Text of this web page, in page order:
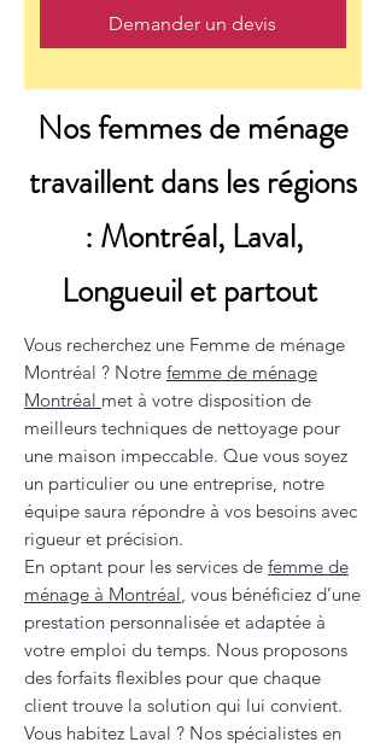
Demander un devis
Nos femmes de ménage
travaillent dans les régions
: Montréal, Laval,
Longueuil et partout
Vous recherchez une Femme de ménage
Montréal ? Notre femme de ménage
Montréal met à votre disposition de
meilleurs techniques de nettoyage pour
une maison impeccable. Que vous soyez
un particulier ou une entreprise, notre
équipe saura répondre à vos besoins avec
rigueur et précision.
En optant pour les services de femme de
ménage à Montréal, vous bénéficiez d’une
prestation personnalisée et adaptée à
votre emploi du temps. Nous proposons
des forfaits flexibles pour que chaque
client trouve la solution qui lui convient.
Vous habitez Laval ? Nos spécialistes en